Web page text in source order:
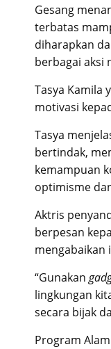
Gesang
terbatas
diharapkan
berbagai aksi
Tasya Kamila
motivasi
Tasya
bertindak,
kemampuan
optimisme
Aktris
berpesan
mengabaikan
“Gunakan
lingkungan
secara bijak
Program